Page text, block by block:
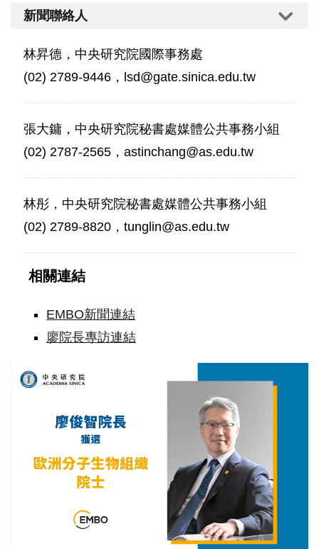
新聞聯絡人
林昇德，中央研究院國際事務處
(02) 2789-9446，lsd@gate.sinica.edu.tw
張大鏞，中央研究院秘書處媒體公共事務小組
(02) 2787-2565，astinchang@as.edu.tw
林彤，中央研究院秘書處媒體公共事務小組
(02) 2789-8820，tunglin@as.edu.tw
相關連結
EMBO新聞連結
廖院長專訪連結
研